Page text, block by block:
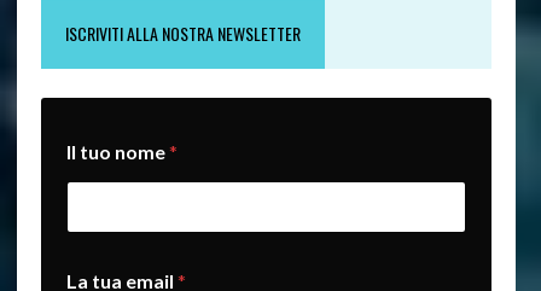
ISCRIVITI ALLA NOSTRA NEWSLETTER
l
t
o
o
Il tuo nome*
La tua email *